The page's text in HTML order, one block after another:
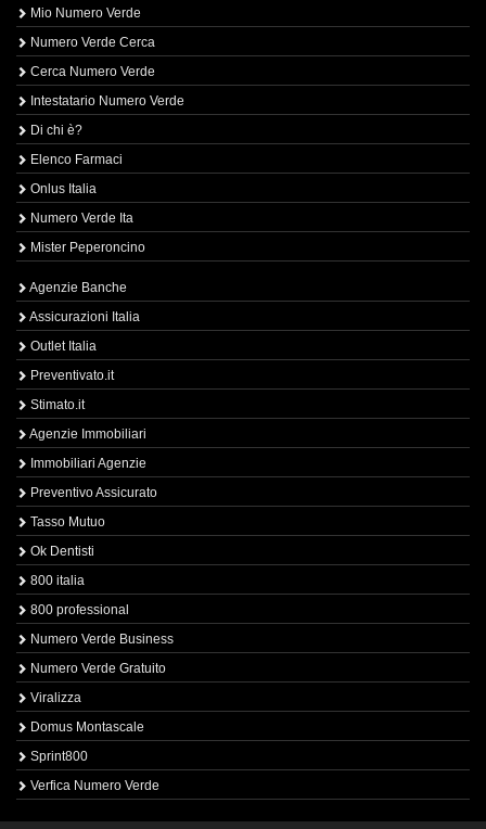
Mio Numero Verde
Numero Verde Cerca
Cerca Numero Verde
Intestatario Numero Verde
Di chi è?
Elenco Farmaci
Onlus Italia
Numero Verde Ita
Mister Peperoncino
Agenzie Banche
Assicurazioni Italia
Outlet Italia
Preventivato.it
Stimato.it
Agenzie Immobiliari
Immobiliari Agenzie
Preventivo Assicurato
Tasso Mutuo
Ok Dentisti
800 italia
800 professional
Numero Verde Business
Numero Verde Gratuito
Viralizza
Domus Montascale
Sprint800
Verfica Numero Verde